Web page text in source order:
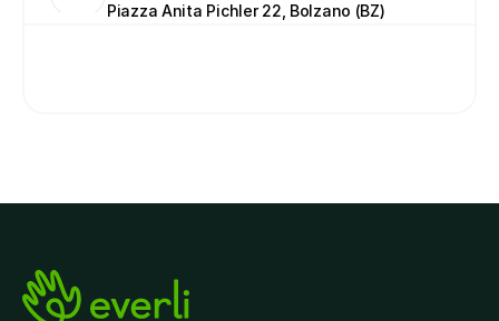
Piazza Anita Pichler 22, Bolzano (BZ)